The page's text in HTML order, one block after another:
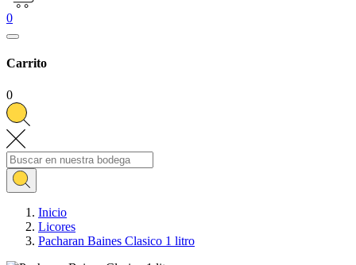
0
Carrito
0
Inicio
Licores
Pacharan Baines Clasico 1 litro